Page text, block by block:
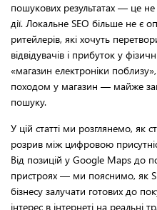
пошукових результатах — це
дії. Локальне SEO більше не є
ритейлерів, які хочуть
відвідувачів і прибуток у
«магазин електроніки
походом у магазин — майже
пошуку.
У цій статті ми розглянемо, як
розрив між цифровою
Від позицій у Google Maps до
пристроях — ми пояснимо, як
бізнесу залучати готових до
інтерес в інтернеті на реальні